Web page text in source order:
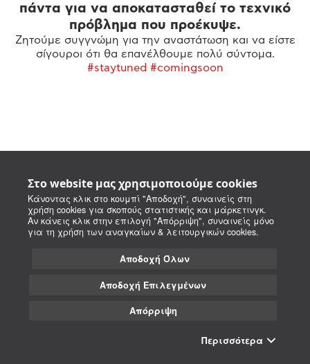
Στο website μας χρησιμοποιούμε cookies
Κάνοντας κλικ στο κουμπί "Αποδοχή", συναινείς στη
χρήση cookies για σκοπούς στατιστικής και μάρκετινγκ.
Αν κάνεις κλικ στην επιλογή "Απόρριψη", συναινείς μόνο
για τη χρήση των αναγκαίων & λειτουργικών cookies.
Αποδοχή Όλων
Αποδοχή Επιλεγμένων
Απόρριψη
Περισσότερα
πάντα για να αποκατασταθεί το τεχνικό
πρόβλημα που προέκυψε.
Ζητούμε συγγνώμη για την αναστάτωση και να είστε
σίγουροι ότι θα επανέλθουμε πολύ σύντομα.
#staytuned #comingsoon